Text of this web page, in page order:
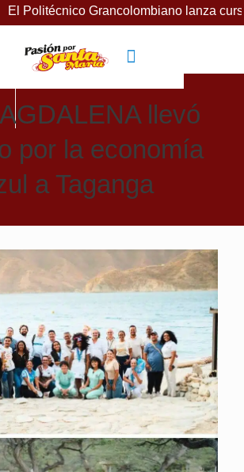
Grancolombiano lanza cursos
llevó
por la economía
a Taganga